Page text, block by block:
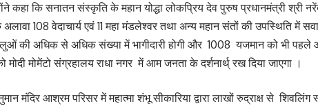
कहा कि सनातन संस्कृति के महान योद्धा लोकप्रिय देव पुरुष प्रधानमंत्री श्री
108 वेदाचार्य एवं 11 महा मंडलेश्वर तथा अन्य महान संतों की उपस्थिति
की अधिक से अधिक संख्या में भागीदारी होगी और 1008 यजमान को भी
मोमेंटो संग्रहालय राधा नगर में आम जनता के दर्शनार्थ् रख दिया जाएगा ।
मंदिर आश्रम परिसर में महात्मा शंभू सीकारिया द्वारा लाखों रुद्राक्ष से